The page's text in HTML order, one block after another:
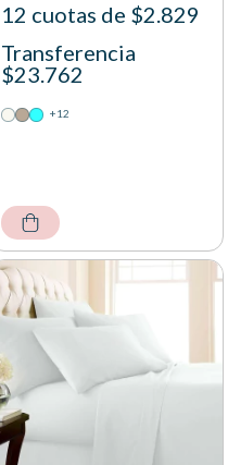
12 cuotas de $2.829
Transferencia
$23.762
+12